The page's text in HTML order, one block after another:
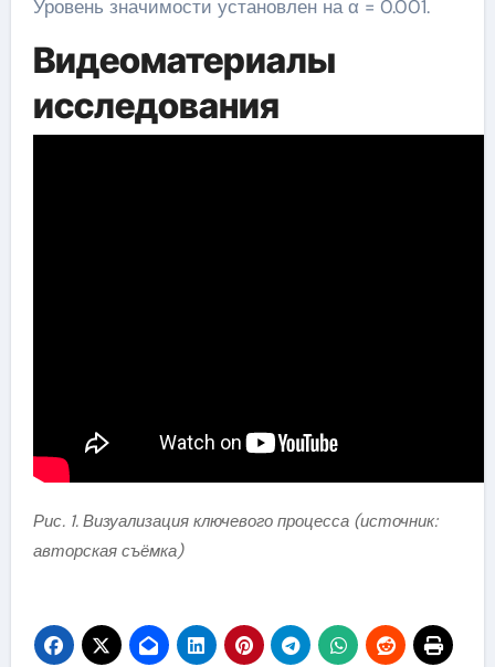
Уровень значимости установлен на α = 0.001.
Видеоматериалы
исследования
Рис. 1. Визуализация ключевого процесса (источник:
авторская съёмка)